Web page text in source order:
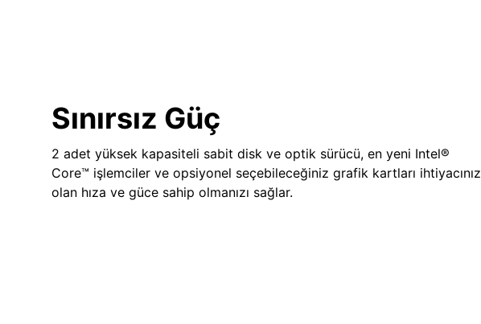
Sınırsız Güç
2 adet yüksek kapasiteli sabit disk ve optik sürücü, en yeni Intel®
Core™ işlemciler ve opsiyonel seçebileceğiniz grafik kartları ihtiyacınız
olan hıza ve güce sahip olmanızı sağlar.